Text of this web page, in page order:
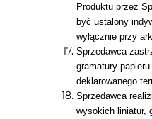
Produktu przez
być ustalony
wyłącznie przy
Sprzedawca
gramatury
deklarowanego
Sprzedawca
wysokich liniatur,